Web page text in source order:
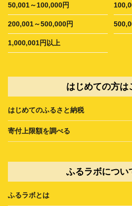
50,001～100,000円
200,001～500,000円
1,000,001円以上
はじめての方は
はじめてのふるさと納税
寄付上限額を調べる
ふるラボについ
ふるラボとは